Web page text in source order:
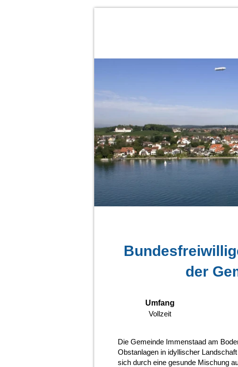
der
Umfang
Vollzeit
Die Gemeinde Immenstaad am
Obstanlagen in idyllischer
sich durch eine gesunde Mischung